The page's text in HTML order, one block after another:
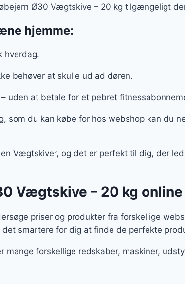
Ø30 Vægtskive – 20 kg tilgængeligt
hjemme:
hverdag.
behøver at skulle ud ad døren.
uden at betale for et pebret
som du kan købe for hos webshop kan du
Vægtskiver, og det er perfekt til dig, der
Vægtskive – 20 kg
priser og produkter fra forskellige
smartere for dig at finde de perfekte
mange forskellige redskaber, maskiner,